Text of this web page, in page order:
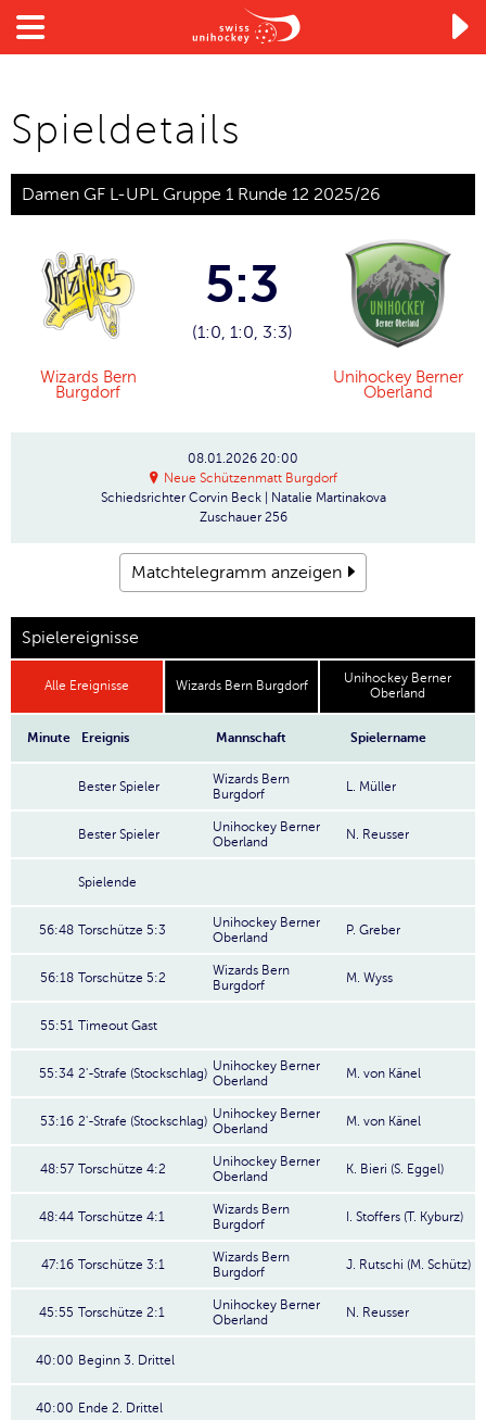

Spieldetails
Damen GF L-UPL Gruppe 1 Runde 12 2025/26
Wizards Bern
Burgdorf
5:3
(1:0, 1:0, 3:3)
Unihockey Berner
Oberland
08.01.2026 20:00
Neue Schützenmatt Burgdorf
Schiedsrichter Corvin Beck | Natalie Martinakova
Zuschauer 256
Matchtelegramm anzeigen
Spielereignisse
Alle Ereignisse Wizards Bern Burgdorf
Unihockey Berner
Oberland
Minute Ereignis Mannschaft Spielername
Bester Spieler
Wizards Bern
Burgdorf
L. Müller
Bester Spieler
Unihockey Berner
Oberland
N. Reusser
Spielende
56:48 Torschütze 5:3
Unihockey Berner
Oberland
P. Greber
56:18 Torschütze 5:2
Wizards Bern
Burgdorf
M. Wyss
55:51 Timeout Gast
55:34 2'-Strafe (Stockschlag) Unihockey Berner
Oberland
M. von Känel
53:16 2'-Strafe (Stockschlag) Unihockey Berner
Oberland
M. von Känel
48:57 Torschütze 4:2
Unihockey Berner
Oberland
K. Bieri (S. Eggel)
48:44 Torschütze 4:1
Wizards Bern
Burgdorf
I. Stoffers (T. Kyburz)
47:16 Torschütze 3:1
Wizards Bern
Burgdorf
J. Rutschi (M. Schütz)
45:55 Torschütze 2:1
Unihockey Berner
Oberland
N. Reusser
40:00 Beginn 3. Drittel
40:00 Ende 2. Drittel